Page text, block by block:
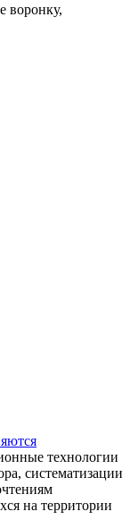
воронку,
технологии
систематизации
на территории